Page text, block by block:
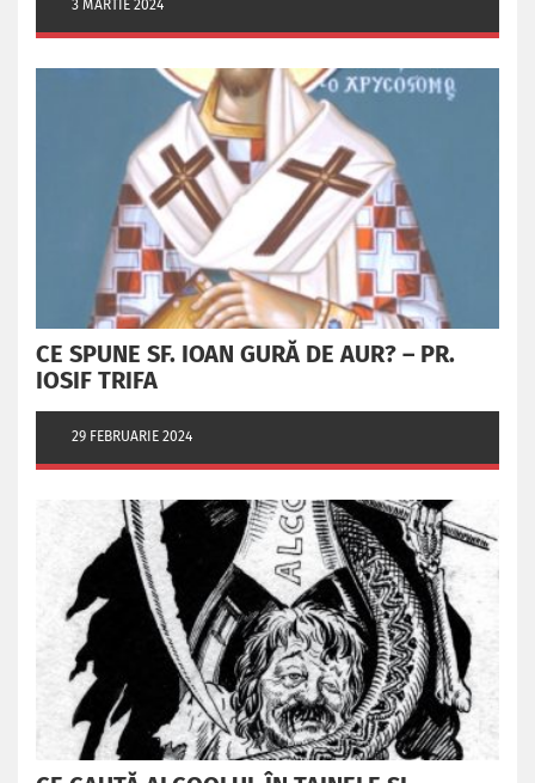
3 MARTIE 2024
CE SPUNE SF. IOAN GURĂ DE AUR? – PR.
IOSIF TRIFA
29 FEBRUARIE 2024